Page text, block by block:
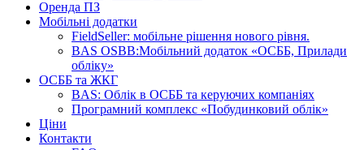
Оренда ПЗ
Мобільні додатки
FieldSeller: мобільне рішення нового рівня.
BAS OSBB:Мобільний додаток «ОСББ, Прилади
обліку»
ОСББ та ЖКГ
BAS: Облік в ОСББ та керуючих компаніях
Програмний комплекс «Побудинковий облік»
Ціни
Контакти